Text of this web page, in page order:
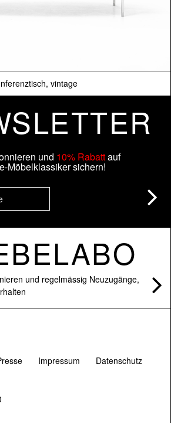
vintage
und 10% Rabattauf
Möbelklassiker sichern!
und regelmässig Neuzugänge,
Impressum Datenschutz